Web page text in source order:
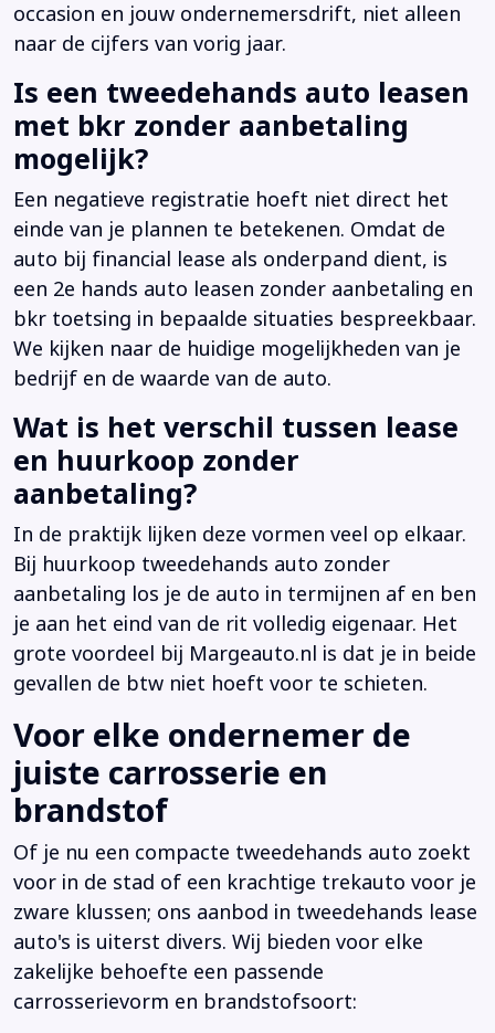
occasion en jouw ondernemersdrift, niet alleen
naar de cijfers van vorig jaar.
Is een tweedehands auto leasen
met bkr zonder aanbetaling
mogelijk?
Een negatieve registratie hoeft niet direct het
einde van je plannen te betekenen. Omdat de
auto bij financial lease als onderpand dient, is
een 2e hands auto leasen zonder aanbetaling en
bkr toetsing in bepaalde situaties bespreekbaar.
We kijken naar de huidige mogelijkheden van je
bedrijf en de waarde van de auto.
Wat is het verschil tussen lease
en huurkoop zonder
aanbetaling?
In de praktijk lijken deze vormen veel op elkaar.
Bij huurkoop tweedehands auto zonder
aanbetaling los je de auto in termijnen af en ben
je aan het eind van de rit volledig eigenaar. Het
grote voordeel bij Margeauto.nl is dat je in beide
gevallen de btw niet hoeft voor te schieten.
Voor elke ondernemer de
juiste carrosserie en
brandstof
Of je nu een compacte tweedehands auto zoekt
voor in de stad of een krachtige trekauto voor je
zware klussen; ons aanbod in tweedehands lease
auto's is uiterst divers. Wij bieden voor elke
zakelijke behoefte een passende
carrosserievorm en brandstofsoort: